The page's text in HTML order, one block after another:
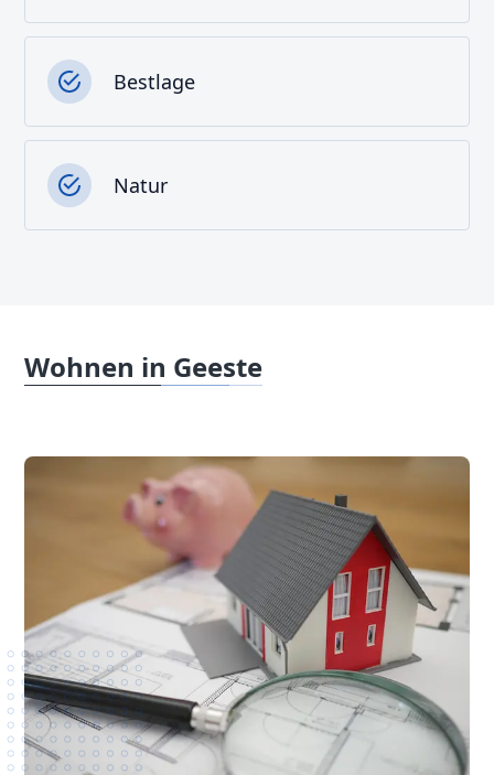
Bestlage
Natur
Wohnen in Geeste